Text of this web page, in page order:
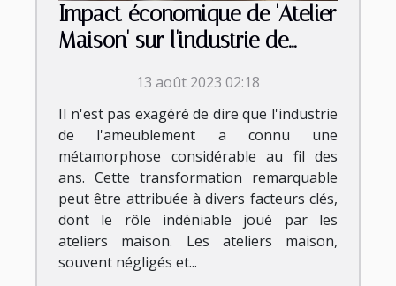
Impact économique de 'Atelier
Maison' sur l'industrie de
13 août 2023 02:18
Il n'est pas exagéré de dire que l'industrie
de l'ameublement a connu une
métamorphose considérable au fil des
ans. Cette transformation remarquable
peut être attribuée à divers facteurs clés,
dont le rôle indéniable joué par les
ateliers maison. Les ateliers maison,
souvent négligés et...